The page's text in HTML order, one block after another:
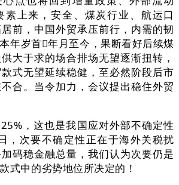
素上来，安全、煤炭行业、航运口
前，中国外贸承压前行，内需的韧
年岁首年月至今，果断看好后续煤
大于求的场合排场无望逐渐扭转，
式无望延续稳健，至必然阶段后市
合。当令加力，会议提出稳住外贸
，这也是我国应对外部不确定性
，次要不确定性正在于海外关税扰
码稳金融总量，我们认为次要仍是
式中的劣势地位所决定的！